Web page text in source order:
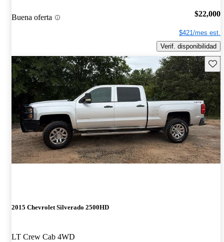
Buena oferta $22,000
$421/mes est.
Verif. disponibilidad
2015 Chevrolet Silverado 2500HD
LT Crew Cab 4WD